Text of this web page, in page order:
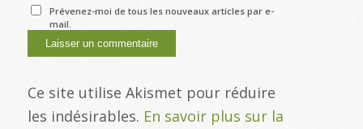
Prévenez-moi de tous les nouveaux articles par e-
mail.
Ce site utilise Akismet pour réduire
les indésirables. En savoir plus sur la